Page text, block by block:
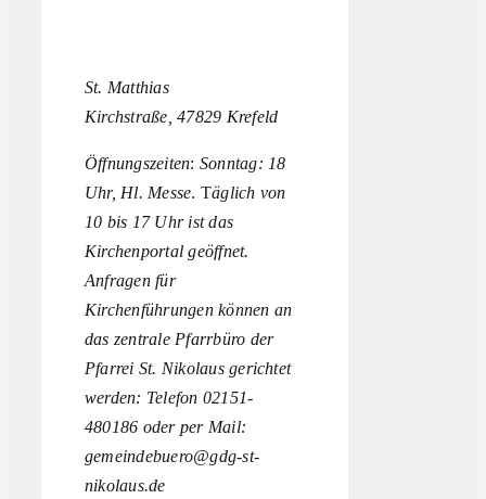
St. Matthias
Kirchstraße, 47829 Krefeld
Öffnungszeiten: Sonntag: 18
Uhr, Hl. Messe. Täglich von
10 bis 17 Uhr ist das
Kirchenportal geöffnet.
Anfragen für
Kirchenführungen können an
das zentrale Pfarrbüro der
Pfarrei St. Nikolaus gerichtet
werden: Telefon 02151-
480186 oder per Mail:
gemeindebuero@gdg-st-
nikolaus.de